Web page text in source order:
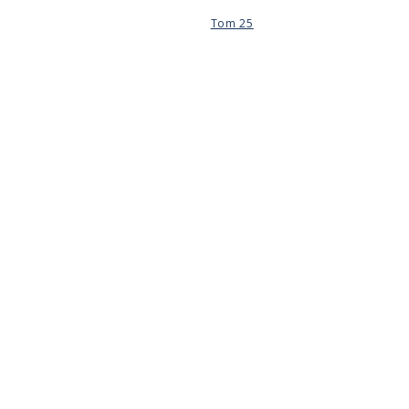
Tom 25